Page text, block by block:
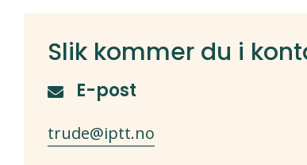
Slik kommer du i
E-post
trude@iptt.no